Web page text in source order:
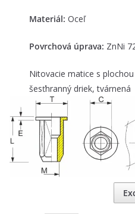
Materiál: Oceľ
Povrchová úprava: ZnNi
Nitovacie matice s
šesťhranný driek, tvárnená